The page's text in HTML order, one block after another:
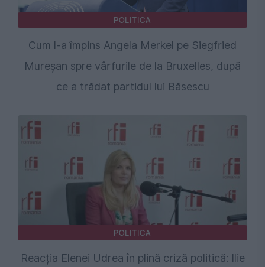
POLITICA
Cum l-a împins Angela Merkel pe Siegfried
Mureșan spre vârfurile de la Bruxelles, după
ce a trădat partidul lui Băsescu
POLITICA
Reacția Elenei Udrea în plină criză politică: Ilie